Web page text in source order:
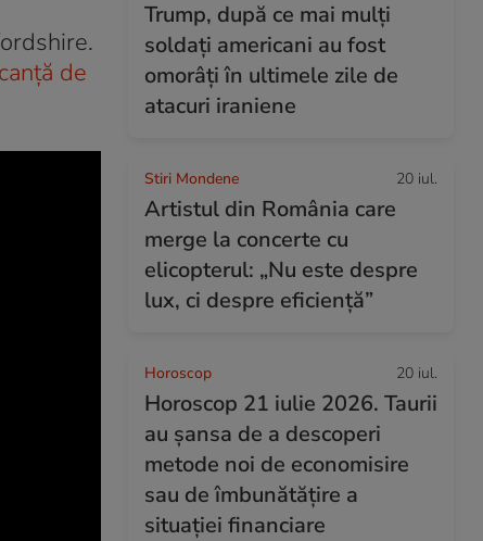
de
Trump, după ce mai mulți
soldați americani au fost
omorâți în ultimele zile de
atacuri iraniene
Stiri Mondene 20 iul.
Artistul din România care
merge la concerte cu
elicopterul: „Nu este despre
lux, ci despre eficiență”
Horoscop 20 iul.
Horoscop 21 iulie 2026. Taurii
au șansa de a descoperi
metode noi de economisire
sau de îmbunătățire a
situației financiare